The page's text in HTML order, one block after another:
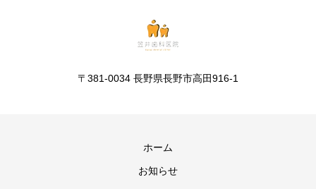
〒381-0034 長野県長野市高田916-1
ホーム
お知らせ